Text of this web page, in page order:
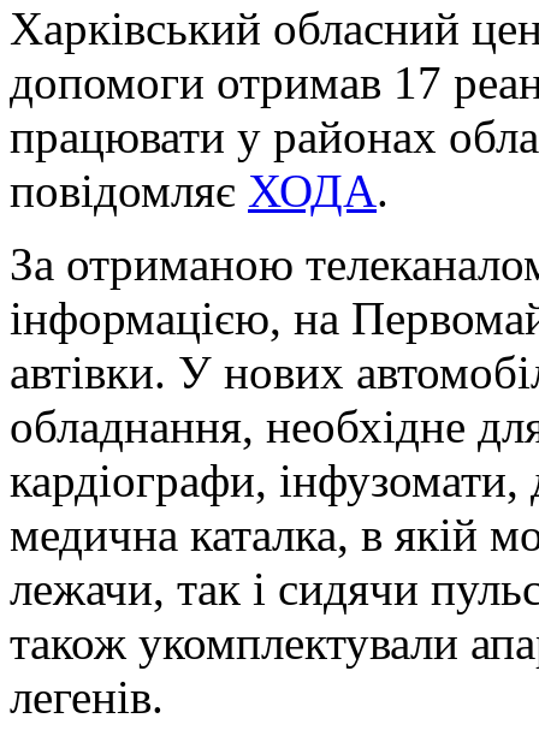
Харківський обласний
допомоги отримав 17
працювати у районах
повідомляє ХОДА.
За отриманою
інформацією, на
автівки. У нових
обладнання, необхідне
кардіографи,
медична каталка, в якій
лежачи, так і сидячи
також укомплектували
легенів.